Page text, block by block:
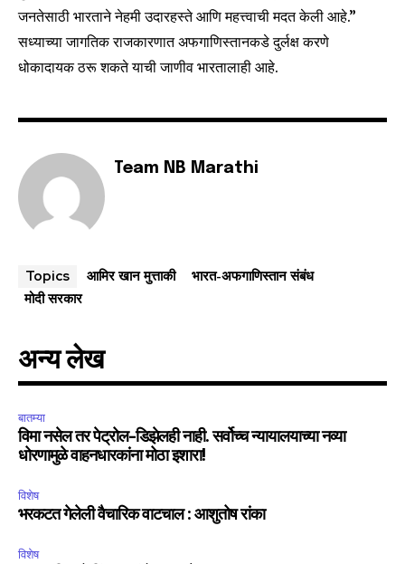
जनतेसाठी भारताने नेहमी उदारहस्ते आणि महत्त्वाची मदत केली आहे.”
सध्याच्या जागतिक राजकारणात अफगाणिस्तानकडे दुर्लक्ष करणे
धोकादायक ठरू शकते याची जाणीव भारतालाही आहे.
Team NB Marathi
Topics आमिर खान मुत्ताकी
भारत-अफगाणिस्तान संबंध
मोदी सरकार
अन्य लेख
बातम्या
विमा नसेल तर पेट्रोल-डिझेलही नाही. सर्वोच्च न्यायालयाच्या नव्या
धोरणामुळे वाहनधारकांना मोठा इशारा!
विशेष
भरकटत गेलेली वैचारिक वाटचाल : आशुतोष रांका
विशेष